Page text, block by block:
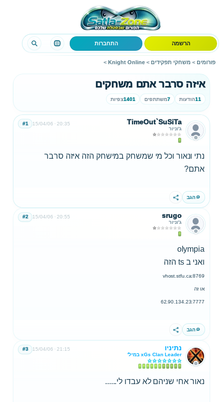
הרשמה התחברות
פורומים > משחקי תפקידים >
Knight Online
>
איזה סרבר אתם משחקים
11הודעות 7משתתפים 1401צפיות
TimeOut`SuSiTa
ג'וניור
15/04/06 20:35
#1
נתי ונאור וכל מי שמשחק במישחק הזה איזה סרבר
אתם?
הגב שתף
srugo
ג'וניור
15/04/06 20:55
#2
olympia
ואני ב ts הזה
vhost.stfu.ca:8769
או זה
62.90.134.23:7777
הגב שתף
נתיניו
xGs Clan Leader במיל'
15/04/06 21:15
#3
נאור אחי שניהם לא עבדו לי......